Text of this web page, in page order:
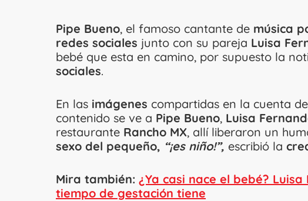
Pipe Bueno, el famoso cantante de música
redes sociales junto con su pareja Luisa
bebé que esta en camino, por supuesto la
sociales.
En las imágenes compartidas en la cuenta de
contenido se ve a Pipe Bueno, Luisa
restaurante Rancho MX, allí liberaron un
sexo del pequeño, “¡es niño!”, escribió la
Mira también: ¿Ya casi nace el bebé?
tiempo de gestación tiene